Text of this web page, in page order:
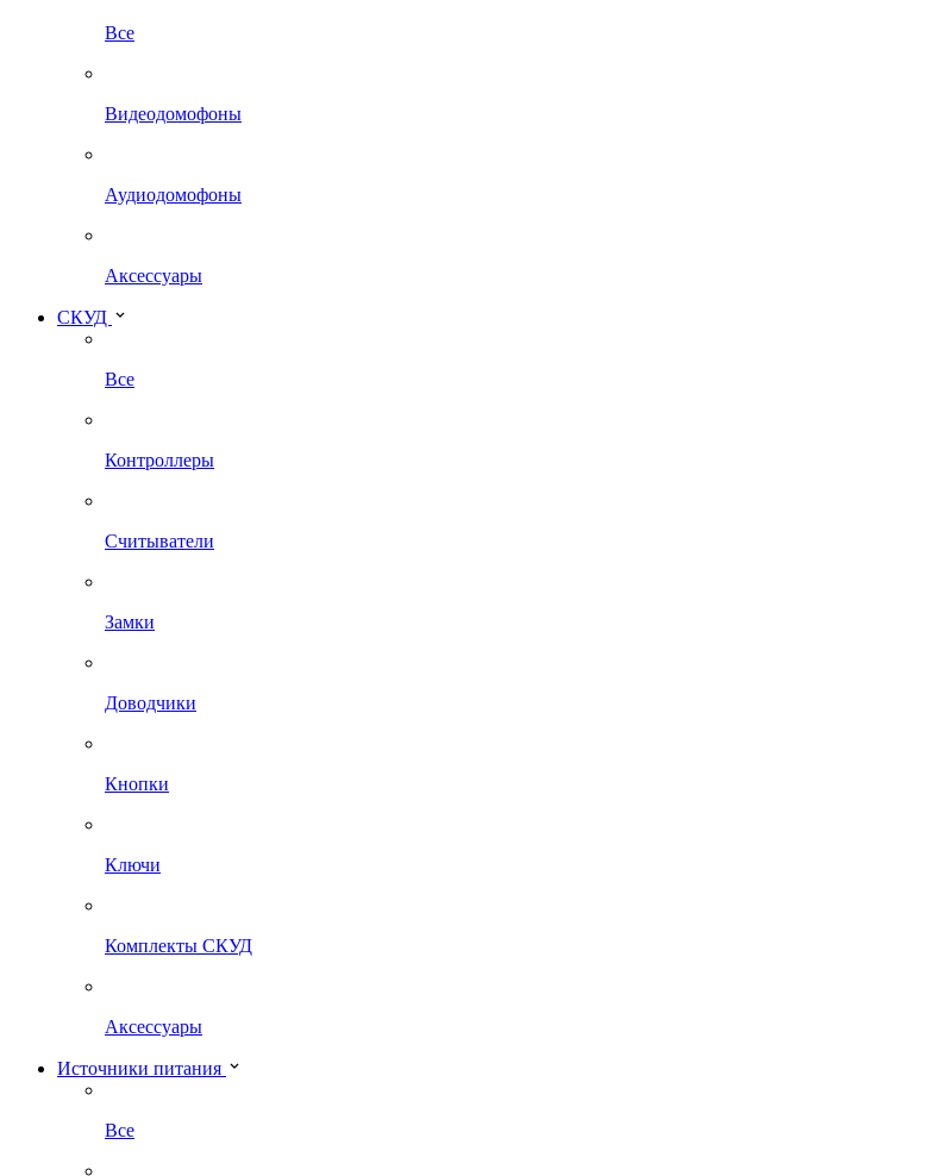
Все
Видеодомофоны
Аудиодомофоны
Аксессуары
СКУД
Все
Контроллеры
Считыватели
Замки
Доводчики
Кнопки
Ключи
Комплекты СКУД
Аксессуары
Источники питания
Все